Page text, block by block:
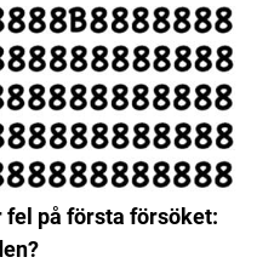
fel på första försöket: